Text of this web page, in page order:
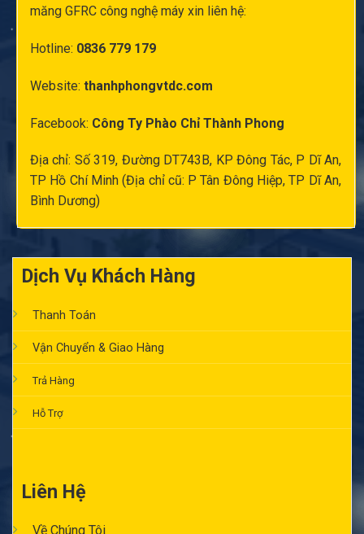
măng GFRC công nghệ máy xin liên hệ:
Hotline: 0836 779 179
Website: thanhphongvtdc.com
Facebook: Công Ty Phào Chỉ Thành Phong
Địa chỉ: Số 319, Đường DT743B, KP Đông Tác, P Dĩ An,
TP Hồ Chí Minh (Địa chỉ cũ: P Tân Đông Hiệp, TP Dĩ An,
Bình Dương)
Dịch Vụ Khách Hàng
Thanh Toán
Vận Chuyển & Giao Hàng
Trả Hàng
Hỗ Trợ
Liên Hệ
Về Chúng Tôi